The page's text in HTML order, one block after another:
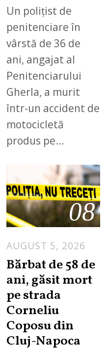
Un polițist de
penitenciare în
vârstă de 36 de
ani, angajat al
Penitenciarului
Gherla, a murit
într-un accident de
motocicletă
produs pe…
08
AUGUST 5, 2026
Bărbat de 58 de
ani, găsit mort
pe strada
Corneliu
Coposu din
Cluj-Napoca